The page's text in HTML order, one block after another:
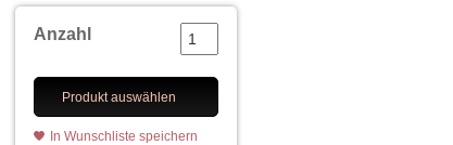
Anzahl
Produkt auswählen
In Wunschliste speichern